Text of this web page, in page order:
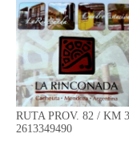
RUTA PROV. 82 / KM
2613349490